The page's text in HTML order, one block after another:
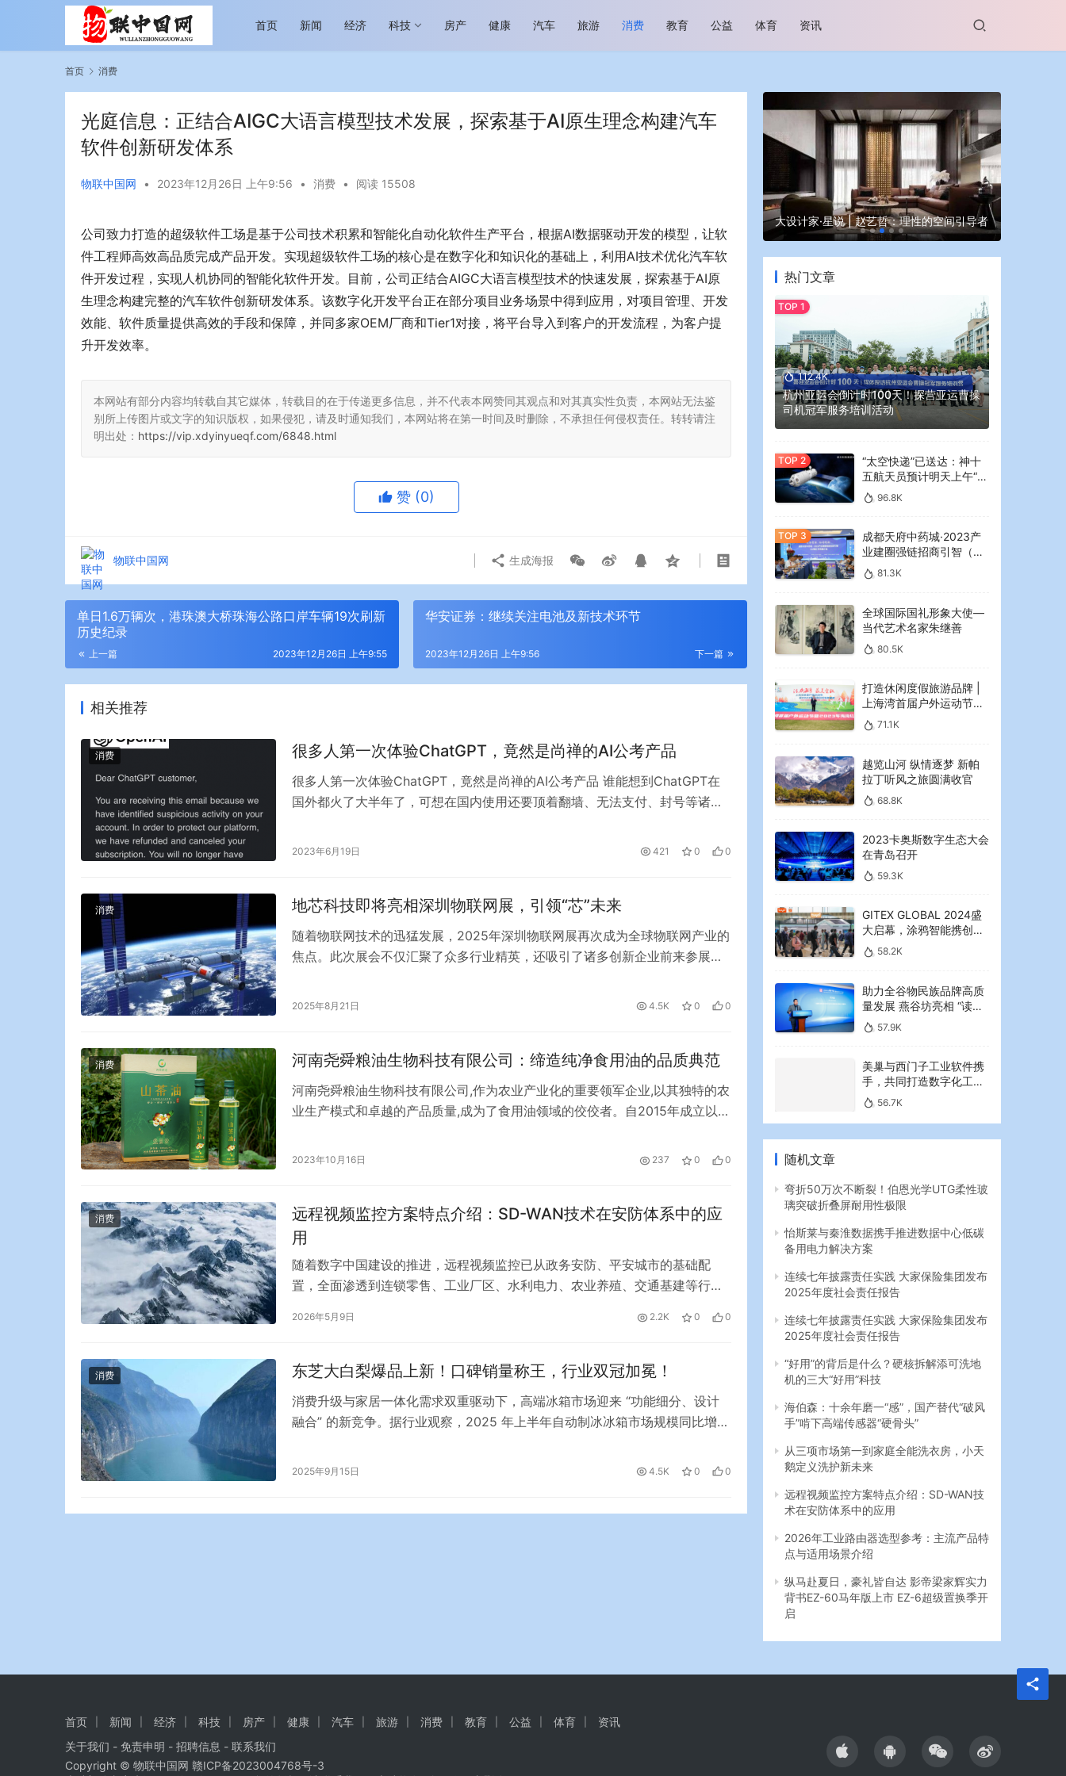
首页 新闻 经济 科技 房产 健康 汽车 旅游 消费 教育 公益 体育 资讯
首页 消费
光庭信息：正结合AIGC大语言模型技术发展，探索基于AI原生理念构建汽车
软件创新研发体系
物联中国网 • 2023年12月26日 上午9:56 • 消费 • 阅读 15508
公司致力打造的超级软件工场是基于公司技术积累和智能化自动化软件生产平台，根据AI数据驱动开发的模型，让软
件工程师高效高品质完成产品开发。实现超级软件工场的核心是在数字化和知识化的基础上，利用AI技术优化汽车软
件开发过程，实现人机协同的智能化软件开发。目前，公司正结合AIGC大语言模型技术的快速发展，探索基于AI原
生理念构建完整的汽车软件创新研发体系。该数字化开发平台正在部分项目业务场景中得到应用，对项目管理、开发
效能、软件质量提供高效的手段和保障，并同多家OEM厂商和Tier1对接，将平台导入到客户的开发流程，为客户提
升开发效率。
本网站有部分内容均转载自其它媒体，转载目的在于传递更多信息，并不代表本网赞同其观点和对其真实性负责，本网站无法鉴
别所上传图片或文字的知识版权，如果侵犯，请及时通知我们，本网站将在第一时间及时删除，不承担任何侵权责任。转转请注
明出处： https://vip.xdyinyueqf.com/6848.html
赞 (0)
物联中国网 生成海报
单日1.6万辆次，港珠澳大桥珠海公路口岸车辆19次刷新
历史纪录
上一篇 2023年12月26日 上午9:55
华安证券：继续关注电池及新技术环节
下一篇
2023年12月26日 上午9:56
相关推荐
消费 很多人第一次体验ChatGPT，竟然是尚禅的AI公考产品
很多人第一次体验ChatGPT，竟然是尚禅的AI公考产品 谁能想到ChatGPT在
国外都火了大半年了，可想在国内使用还要顶着翻墙、无法支付、封号等诸多
中，许多人收到了一封来自 OpenAI 的邮件，文中称：“由于该账号存在可疑行
2023年6月19日 421 0 0
消费 地芯科技即将亮相深圳物联网展，引领“芯”未来
随着物联网技术的迅猛发展，2025年深圳物联网展再次成为全球物联网产业的
焦点。此次展会不仅汇聚了众多行业精英，还吸引了诸多创新企业前来参展，
片领域的佼佼者，将携其核心技术成果亮相展会，为观众带来一场科技盛宴。
2025年8月21日 4.5K 0 0
消费 河南尧舜粮油生物科技有限公司：缔造纯净食用油的品质典范
河南尧舜粮油生物科技有限公司,作为农业产业化的重要领军企业,以其独特的农
业生产模式和卓越的产品质量,成为了食用油领域的佼佼者。自2015年成立以
于油料种植、食用植物油加工、粮食制品收购和销售储存等多领域,为品质油品
2023年10月16日 237 0 0
消费
远程视频监控方案特点介绍：SD-WAN技术在安防体系中的应
用
随着数字中国建设的推进，远程视频监控已从政务安防、平安城市的基础配
置，全面渗透到连锁零售、工业厂区、水利电力、农业养殖、交通基建等行
统时，面临多品牌设备兼容、户外场景供网与远程访问、弱网环境传输卡顿、
网技术打造的远程视…
2026年5月9日 2.2K 0 0
消费 东芝大白梨爆品上新！口碑销量称王，行业双冠加冕！
消费升级与家居一体化需求双重驱动下，高端冰箱市场迎来 “功能细分、设计
融合” 的新竞争。据行业观察，2025 年上半年自动制冰冰箱市场规模同比增长
场，头部企业产品力直接定义市场方向。 2025年8月，东芝大白梨系列新品陆
2025年9月15日 4.5K 0 0
大设计家·星说 | 赵艺哲：理性的空间引导者
热门文章
112.4K
杭州亚运会倒计时100天！探营亚运曹操
司机冠军服务培训活动
“太空快递”已送达：神十
五航天员预计明天上午“拆
快递”96.8K
成都天府中药城·2023产
业建圈强链招商引智（大
湾区）专场推介会在广州
举行
81.3K
全球国际国礼形象大使—
当代艺术名家朱继善
80.5K
打造休闲度假旅游品牌 |
上海湾首届户外运动节暨
2023年海湾红叶节启幕
71.1K
越览山河 纵情逐梦 新帕
拉丁听风之旅圆满收官
68.8K
2023卡奥斯数字生态大会
在青岛召开
59.3K
GITEX GLOBAL 2024盛
大启幕，涂鸦智能携创新
AI解决方案引领中东可持
续未来
58.2K
助力全谷物民族品牌高质
量发展 燕谷坊亮相 “读懂
中国”国际会议
57.9K
美巢与西门子工业软件携
手，共同打造数字化工业
新篇章
56.7K
随机文章
弯折50万次不断裂！伯恩光学UTG柔性玻
璃突破折叠屏耐用性极限
怡斯莱与秦淮数据携手推进数据中心低碳
备用电力解决方案
连续七年披露责任实践 大家保险集团发布
2025年度社会责任报告
连续七年披露责任实践 大家保险集团发布
2025年度社会责任报告
“好用”的背后是什么？硬核拆解添可洗地
机的三大“好用”科技
海伯森：十余年磨一“感”，国产替代“破风
手”啃下高端传感器“硬骨头”
从三项市场第一到家庭全能洗衣房，小天
鹅定义洗护新未来
远程视频监控方案特点介绍：SD-WAN技
术在安防体系中的应用
2026年工业路由器选型参考：主流产品特
点与适用场景介绍
纵马赴夏日，豪礼皆自达 影帝梁家辉实力
背书EZ-60马年版上市 EZ-6超级置换季开
启
首页 新闻 经济 科技 房产 健康 汽车 旅游 消费 教育 公益 体育
资讯
关于我们 - 免责申明 - 招聘信息 - 联系我们
Copyright © 物联中国网 赣ICP备2023004768号-3